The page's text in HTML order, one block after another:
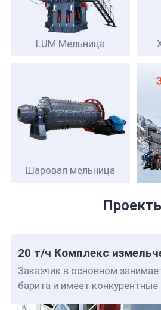
LUM Мельница
Шаровая мельница
20 т/ч Комплекс
Заказчик в основном
барита и имеет конкурентные